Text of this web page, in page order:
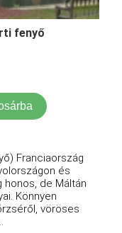
fenyő
Franciaország
és
honos, de Máltán
Könnyen
vöröses